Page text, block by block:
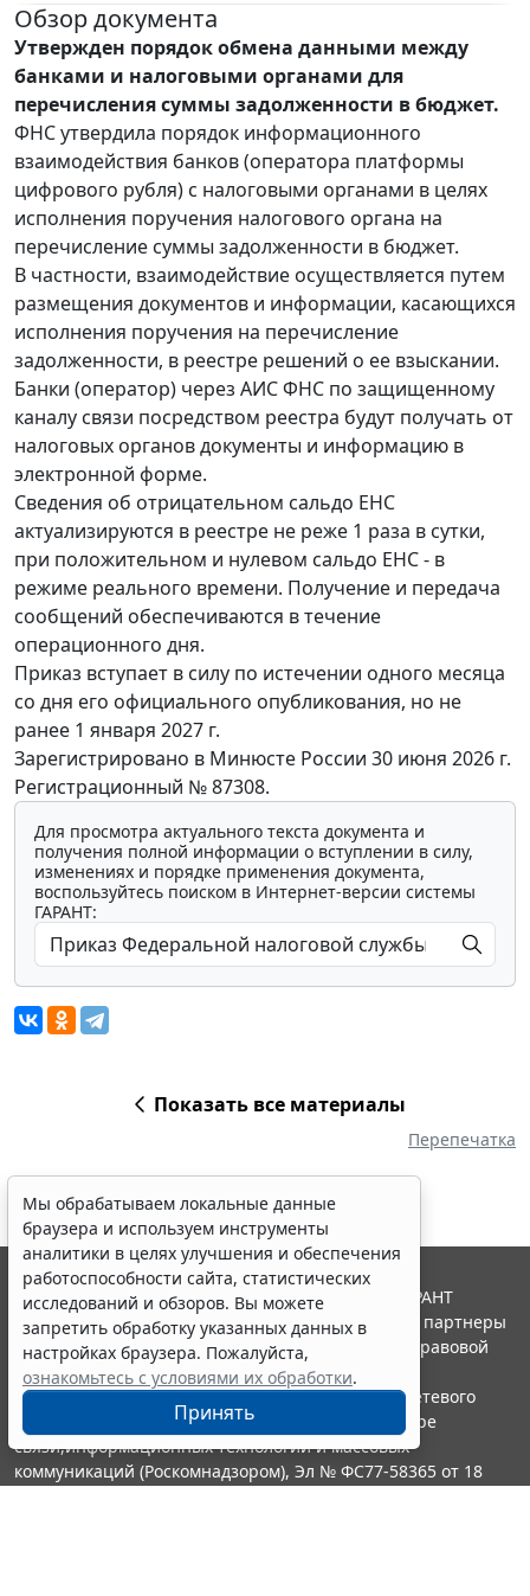
Обзор документа
Утвержден порядок обмена данными между
банками и налоговыми органами для
перечисления суммы задолженности в бюджет.
ФНС утвердила порядок информационного
взаимодействия банков (оператора платформы
цифрового рубля) с налоговыми органами в целях
исполнения поручения налогового органа на
перечисление суммы задолженности в бюджет.
В частности, взаимодействие осуществляется путем
размещения документов и информации, касающихся
исполнения поручения на перечисление
задолженности, в реестре решений о ее взыскании.
Банки (оператор) через АИС ФНС по защищенному
каналу связи посредством реестра будут получать от
налоговых органов документы и информацию в
электронной форме.
Сведения об отрицательном сальдо ЕНС
актуализируются в реестре не реже 1 раза в сутки,
при положительном и нулевом сальдо ЕНС - в
режиме реального времени. Получение и передача
сообщений обеспечиваются в течение
операционного дня.
Приказ вступает в силу по истечении одного месяца
со дня его официального опубликования, но не
ранее 1 января 2027 г.
Зарегистрировано в Минюсте России 30 июня 2026 г.
Регистрационный № 87308.
Для просмотра актуального текста документа и
получения полной информации о вступлении в силу,
изменениях и порядке применения документа,
воспользуйтесь поиском в Интернет-версии системы
ГАРАНТ:
Показать все материалы
Перепечатка
Мы обрабатываем локальные данные
браузера и используем инструменты
аналитики в целях улучшения и обеспечения
работоспособности сайта, статистических
исследований и обзоров. Вы можете
запретить обработку указанных данных в
настройках браузера. Пожалуйста,
ознакомьтесь с условиями их обработки.
Принять
© ООО "НПП "ГАРАНТ-СЕРВИС", 2026. Система ГАРАНТ
выпускается с 1990 года. Компания "Гарант" и ее партнеры
являются участниками Российской ассоциации правовой
информации ГАРАНТ.
Портал ГАРАНТ.РУ зарегистрирован в качестве сетевого
издания Федеральной службой по надзору в сфере
связи,информационных технологий и массовых
коммуникаций (Роскомнадзором), Эл № ФС77-58365 от 18